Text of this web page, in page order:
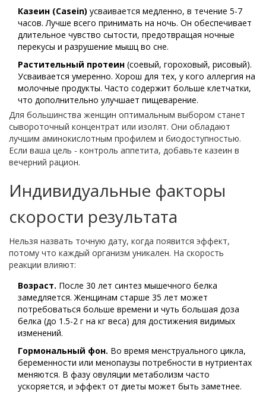
Казеин (Casein) усваивается медленно, в течение 5-7
часов. Лучше всего принимать на ночь. Он обеспечивает
длительное чувство сытости, предотвращая ночные
перекусы и разрушение мышц во сне.
Растительный протеин (соевый, гороховый, рисовый).
Усваивается умеренно. Хорош для тех, у кого аллергия на
молочные продукты. Часто содержит больше клетчатки,
что дополнительно улучшает пищеварение.
Для большинства женщин оптимальным выбором станет
сывороточный концентрат или изолят. Они обладают
лучшим аминокислотным профилем и биодоступностью.
Если ваша цель - контроль аппетита, добавьте казеин в
вечерний рацион.
Индивидуальные факторы
скорости результата
Нельзя назвать точную дату, когда появится эффект,
потому что каждый организм уникален. На скорость
реакции влияют:
Возраст. После 30 лет синтез мышечного белка
замедляется. Женщинам старше 35 лет может
потребоваться больше времени и чуть большая доза
белка (до 1.5-2 г на кг веса) для достижения видимых
изменений.
Гормональный фон. Во время менструального цикла,
беременности или менопаузы потребности в нутриентах
меняются. В фазу овуляции метаболизм часто
ускоряется, и эффект от диеты может быть заметнее.